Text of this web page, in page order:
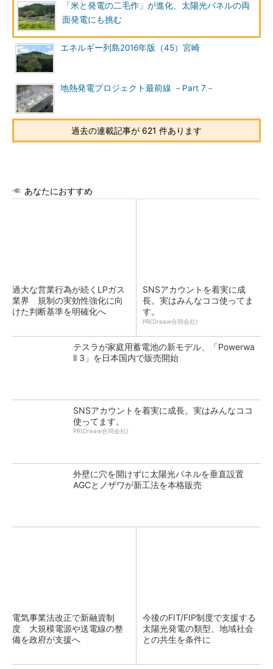
「米と発電の二毛作」が進化、太陽光パネルの両
面発電にも挑む
エネルギー列島2016年版（45）宮崎
地熱発電プロジェクト最前線 －Part 7－
過去の連載記事が 621 件あります
あなたにおすすめ
過大な営業行為が続くLPガス
業界 規制の実効性強化に向
けた判断基準を明確化へ
SNSアカウントを着実に成
長。実はみんなココ使ってま
す。
PR(Dreaw合同会社)
テスラが家庭用蓄電池の新モデル、「Powerwa
ll 3」を日本国内で販売開始
SNSアカウントを着実に成長。実はみんなココ
使ってます。
PR(Dreaw合同会社)
外壁に穴を開けずに太陽光パネルを垂直設置
AGCとノザワが新工法を本格販売
電気事業法改正で新融資制
度 大規模電源や送電線の整
備を政府が支援へ
今後のFIT/FIP制度で支援する
太陽光発電の類型、地域社会
との共生を条件に